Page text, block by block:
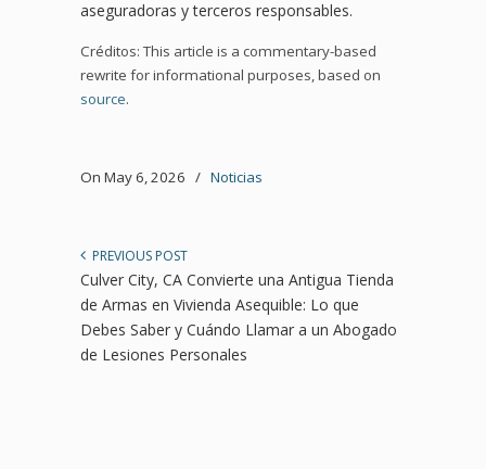
aseguradoras y terceros responsables.
Créditos: This article is a commentary-based
rewrite for informational purposes, based on
source.
On May 6, 2026 / Noticias
PREVIOUS POST
Culver City, CA Convierte una Antigua Tienda
de Armas en Vivienda Asequible: Lo que
Debes Saber y Cuándo Llamar a un Abogado
de Lesiones Personales